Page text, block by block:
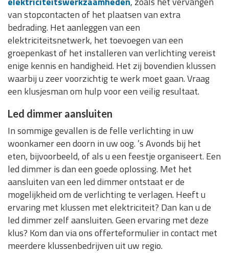
van stopcontacten of het plaatsen van extra
bedrading. Het aanleggen van een
elektriciteitsnetwerk, het toevoegen van een
groepenkast of het installeren van verlichting vereist
enige kennis en handigheid. Het zij bovendien klussen
waarbij u zeer voorzichtig te werk moet gaan. Vraag
een klusjesman om hulp voor een veilig resultaat.
Led dimmer aansluiten
In sommige gevallen is de felle verlichting in uw
woonkamer een doorn in uw oog. ’s Avonds bij het
eten, bijvoorbeeld, of als u een feestje organiseert. Een
led dimmer is dan een goede oplossing. Met het
aansluiten van een led dimmer ontstaat er de
mogelijkheid om de verlichting te verlagen. Heeft u
ervaring met klussen met elektriciteit? Dan kan u de
led dimmer zelf aansluiten. Geen ervaring met deze
klus? Kom dan via ons offerteformulier in contact met
meerdere klussenbedrijven uit uw regio.